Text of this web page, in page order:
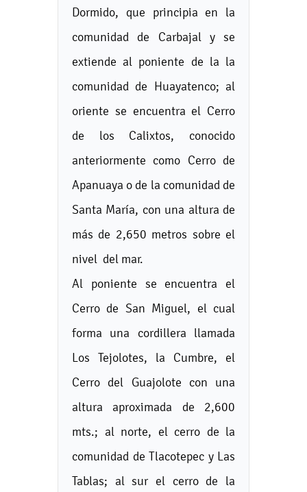
Dormido, que principia en la
comunidad de Carbajal y se
extiende al poniente de la la
comunidad de Huayatenco; al
oriente se encuentra el Cerro
de los Calixtos, conocido
anteriormente como Cerro de
Apanuaya o de la comunidad de
Santa María, con una altura de
más de 2,650 metros sobre el
nivel del mar.
Al poniente se encuentra el
Cerro de San Miguel, el cual
forma una cordillera llamada
Los Tejolotes, la Cumbre, el
Cerro del Guajolote con una
altura aproximada de 2,600
mts.; al norte, el cerro de la
comunidad de Tlacotepec y Las
Tablas; al sur el cerro de la